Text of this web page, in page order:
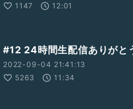
1147
12:01
#12 24時間生配信ありがと
2022-09-04 21:41:13
5263
11:34